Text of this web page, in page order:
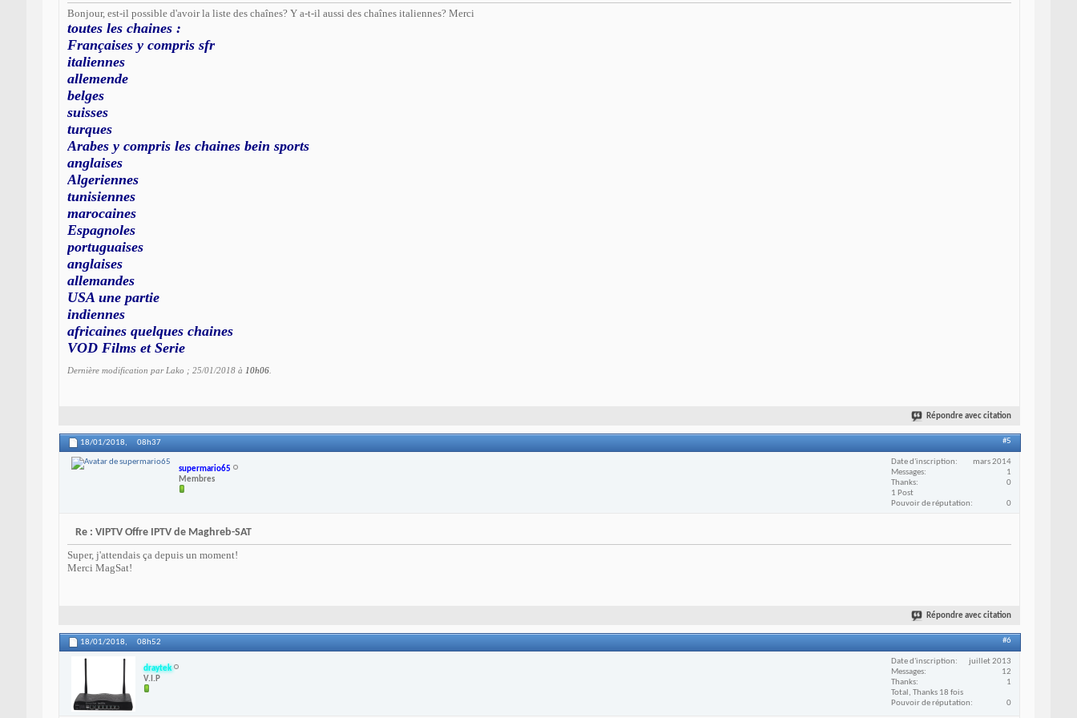
Bonjour, est-il possible d'avoir la liste des chaînes? Y a-t-il aussi des chaînes italiennes? Merci
toutes les chaines :
Françaises y compris sfr
italiennes
allemende
belges
suisses
turques
Arabes y compris les chaines bein sports
anglaises
Algeriennes
tunisiennes
marocaines
Espagnoles
portuguaises
anglaises
allemandes
USA une partie
indiennes
africaines quelques chaines
VOD Films et Serie
Dernière modification par Lako ; 25/01/2018 à 10h06.
Répondre avec citation
18/01/2018, 08h37 #5
supermario65
Membres
Date d'inscription
mars 2014
Messages
1
Thanks
0
1 Post
Pouvoir de réputation
0
Re : VIPTV Offre IPTV de Maghreb-SAT
Super, j'attendais ça depuis un moment!
Merci MagSat!
Répondre avec citation
18/01/2018, 08h52 #6
draytek
V.I.P
Date d'inscription
juillet 2013
Messages
12
Thanks
1
Total, Thanks 18 fois
Pouvoir de réputation
0